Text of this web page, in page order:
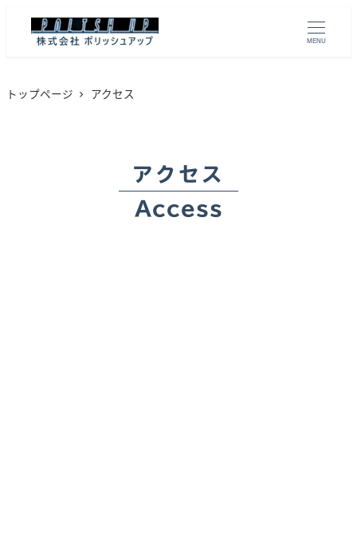
MENU
トップページ アクセス
アクセス
Access